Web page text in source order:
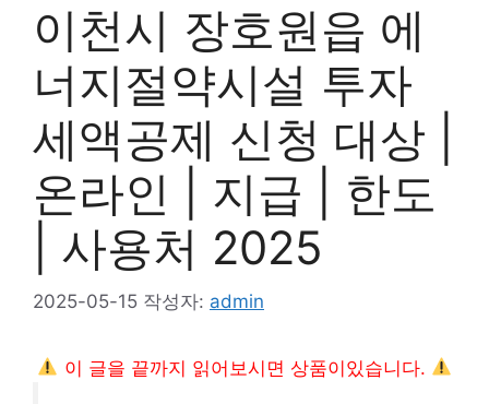
이천시 장호원읍 에
너지절약시설 투자
세액공제 신청 대상 |
온라인 | 지급 | 한도
| 사용처 2025
2025-05-15 작성자: admin
이 글을 끝까지 읽어보시면 상품이있습니다.